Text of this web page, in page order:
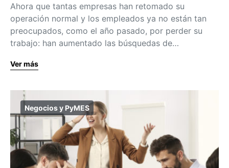
Ahora que tantas empresas han retomado su
operación normal y los empleados ya no están tan
preocupados, como el año pasado, por perder su
trabajo: han aumentado las búsquedas de…
Ver más
Negocios y PyMES